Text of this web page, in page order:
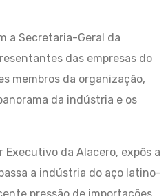
a Secretaria-Geral da
das empresas do
membros da organização,
da indústria e os
Executivo da Alacero, expôs a
a indústria do aço latino-